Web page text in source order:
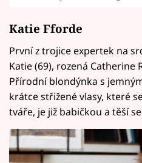
Katie Fforde
První z trojice expertek na
Katie (69), rozená Catherine
Přírodní blondýnka s
krátce střižené vlasy, které
tváře, je již babičkou a těší